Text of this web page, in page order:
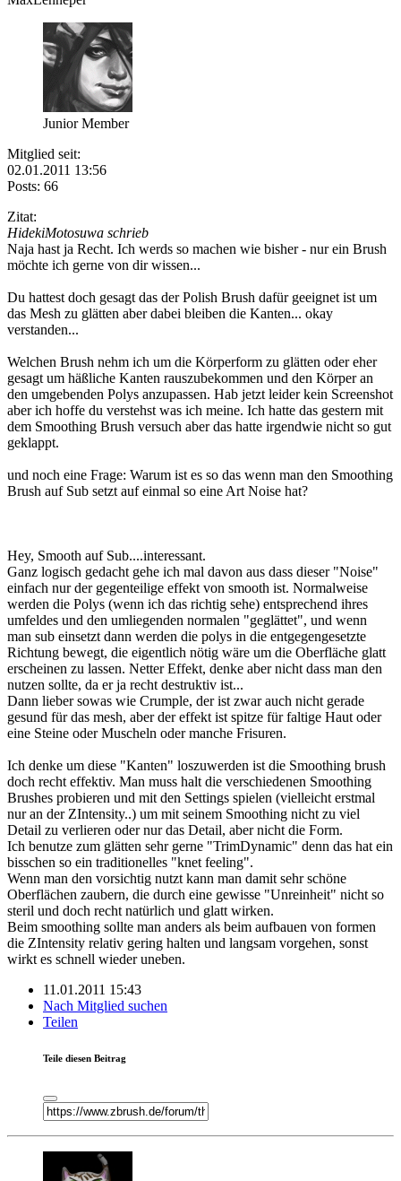
Junior Member
Mitglied seit:
02.01.2011 13:56
Posts: 66
Zitat:
HidekiMotosuwa schrieb
Naja hast ja Recht. Ich werds so machen wie bisher - nur ein Brush
möchte ich gerne von dir wissen...
Du hattest doch gesagt das der Polish Brush dafür geeignet ist um
das Mesh zu glätten aber dabei bleiben die Kanten... okay
verstanden...
Welchen Brush nehm ich um die Körperform zu glätten oder eher
gesagt um häßliche Kanten rauszubekommen und den Körper an
den umgebenden Polys anzupassen. Hab jetzt leider kein Screenshot
aber ich hoffe du verstehst was ich meine. Ich hatte das gestern mit
dem Smoothing Brush versuch aber das hatte irgendwie nicht so gut
geklappt.
und noch eine Frage: Warum ist es so das wenn man den Smoothing
Brush auf Sub setzt auf einmal so eine Art Noise hat?
Hey, Smooth auf Sub....interessant.
Ganz logisch gedacht gehe ich mal davon aus dass dieser "Noise"
einfach nur der gegenteilige effekt von smooth ist. Normalweise
werden die Polys (wenn ich das richtig sehe) entsprechend ihres
umfeldes und den umliegenden normalen "geglättet", und wenn
man sub einsetzt dann werden die polys in die entgegengesetzte
Richtung bewegt, die eigentlich nötig wäre um die Oberfläche glatt
erscheinen zu lassen. Netter Effekt, denke aber nicht dass man den
nutzen sollte, da er ja recht destruktiv ist...
Dann lieber sowas wie Crumple, der ist zwar auch nicht gerade
gesund für das mesh, aber der effekt ist spitze für faltige Haut oder
eine Steine oder Muscheln oder manche Frisuren.
Ich denke um diese "Kanten" loszuwerden ist die Smoothing brush
doch recht effektiv. Man muss halt die verschiedenen Smoothing
Brushes probieren und mit den Settings spielen (vielleicht erstmal
nur an der ZIntensity..) um mit seinem Smoothing nicht zu viel
Detail zu verlieren oder nur das Detail, aber nicht die Form.
Ich benutze zum glätten sehr gerne "TrimDynamic" denn das hat ein
bisschen so ein traditionelles "knet feeling".
Wenn man den vorsichtig nutzt kann man damit sehr schöne
Oberflächen zaubern, die durch eine gewisse "Unreinheit" nicht so
steril und doch recht natürlich und glatt wirken.
Beim smoothing sollte man anders als beim aufbauen von formen
die ZIntensity relativ gering halten und langsam vorgehen, sonst
wirkt es schnell wieder uneben.
11.01.2011 15:43
Nach Mitglied suchen
Teilen
Teile diesen Beitrag